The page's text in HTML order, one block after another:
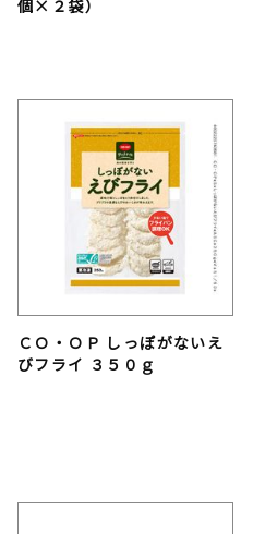
個×２袋）
ＣＯ・ＯＰ しっぽがないえ
びフライ ３５０ｇ